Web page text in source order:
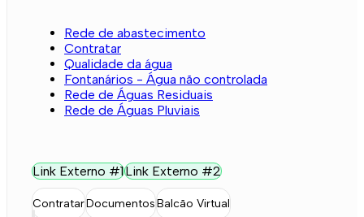
Rede de abastecimento
Contratar
Qualidade da água
Fontanários - Água não controlada
Rede de Águas Residuais
Rede de Águas Pluviais
Link Externo #1Link Externo #2
ContratarDocumentosBalcão Virtual